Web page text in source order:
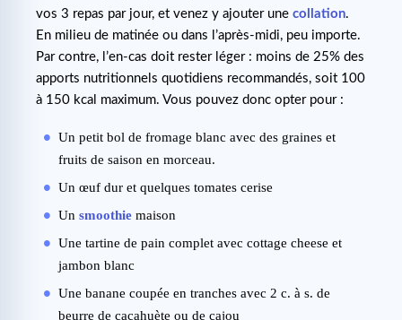
vos 3 repas par jour, et venez y ajouter une collation.
En milieu de matinée ou dans l’après-midi, peu importe.
Par contre, l’en-cas doit rester léger : moins de 25% des
apports nutritionnels quotidiens recommandés, soit 100
à 150 kcal maximum. Vous pouvez donc opter pour :
Un petit bol de fromage blanc avec des graines et
fruits de saison en morceau.
Un œuf dur et quelques tomates cerise
Un smoothie maison
Une tartine de pain complet avec cottage cheese et
jambon blanc
Une banane coupée en tranches avec 2 c. à s. de
beurre de cacahuète ou de cajou